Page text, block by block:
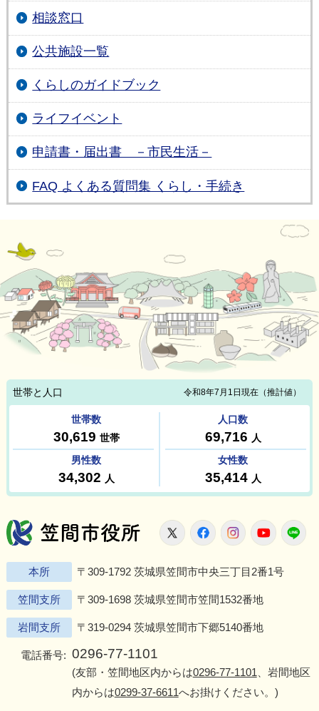
相談窓口
公共施設一覧
くらしのガイドブック
ライフイベント
申請書・届出書 －市民生活－
FAQ よくある質問集 くらし・手続き
笠間市役所
X FacebookInstagram
本所 〒309-1792 茨城県笠間市中央三丁目2番1号
笠間支所 〒309-1698 茨城県笠間市笠間1532番地
岩間支所 〒319-0294 茨城県笠間市下郷5140番地
電話番号: 0296-77-1101
(友部・笠間地区内からは0296-77-1101 、岩間地区
内からは0299-37-6611へお掛けください。)